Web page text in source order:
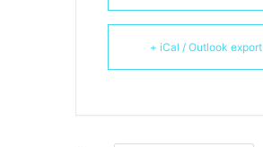
+ iCal / Outlook export